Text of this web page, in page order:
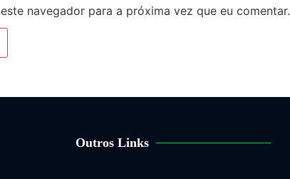
navegador para a próxima vez que eu comentar.
Outros Links